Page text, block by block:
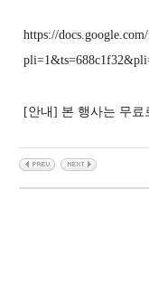
https://
[안내] 본 행사는 무료